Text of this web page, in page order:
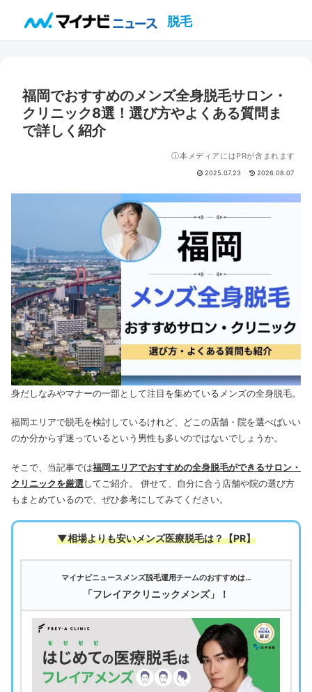
脱毛
福岡でおすすめのメンズ全身脱毛サロン・
クリニック8選！選び方やよくある質問ま
で詳しく紹介
ⓘ本メディアにはPRが含まれます
2025.07.23 2026.08.07
身だしなみやマナーの一部として注目を集めているメンズの全身脱毛。
福岡エリアで脱毛を検討しているけれど、どこの店舗・院を選べばいい
のか分からず迷っているという男性も多いのではないでしょうか。
そこで、当記事では福岡エリアでおすすめの全身脱毛ができるサロン・
クリニックを厳選してご紹介。 併せて、自分に合う店舗や院の選び方
もまとめているので、ぜひ参考にしてみてください。
▼相場よりも安いメンズ医療脱毛は？【PR】
マイナビニュースメンズ脱毛運用チームのおすすめは…
「フレイアクリニックメンズ」！